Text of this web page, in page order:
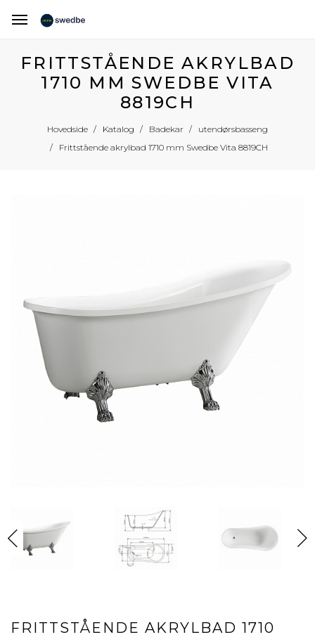
FRITTSTÅENDE AKRYLBAD
1710 MM SWEDBE VITA
8819CH
Hovedside Katalog Badekar
utendørsbasseng
Frittstående akrylbad 1710 mm Swedbe Vita 8819CH
FRITTSTÅENDE AKRYLBAD 1710